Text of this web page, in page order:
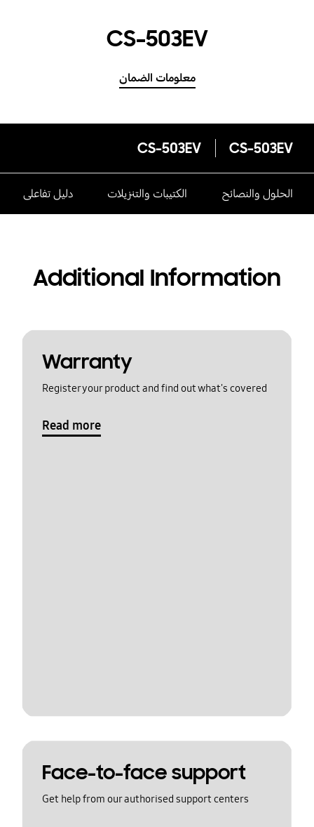
CS-503EV
معلومات الضمان
CS-503EV
CS-503EV
الحلول والنصائح الكتيبات والتنزيلات دليل تفاعلى
Additional Information
Warranty
Register your product and find out what's covered
Read more
Face-to-face support
Get help from our authorised support centers